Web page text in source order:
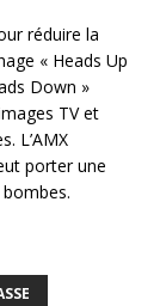
réduire la
« Heads Up
Down »
TV et
L’AMX
porter une